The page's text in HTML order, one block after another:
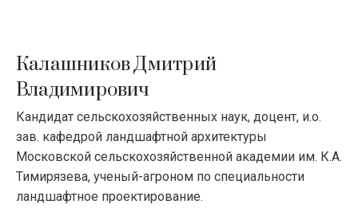
Калашников Дмитрий
Владимирович
Кандидат сельскохозяйственных наук, доцент, и.о.
зав. кафедрой ландшафтной архитектуры
Московской сельскохозяйственной академии им. К.А.
Тимирязева, ученый-агроном по специальности
ландшафтное проектирование.